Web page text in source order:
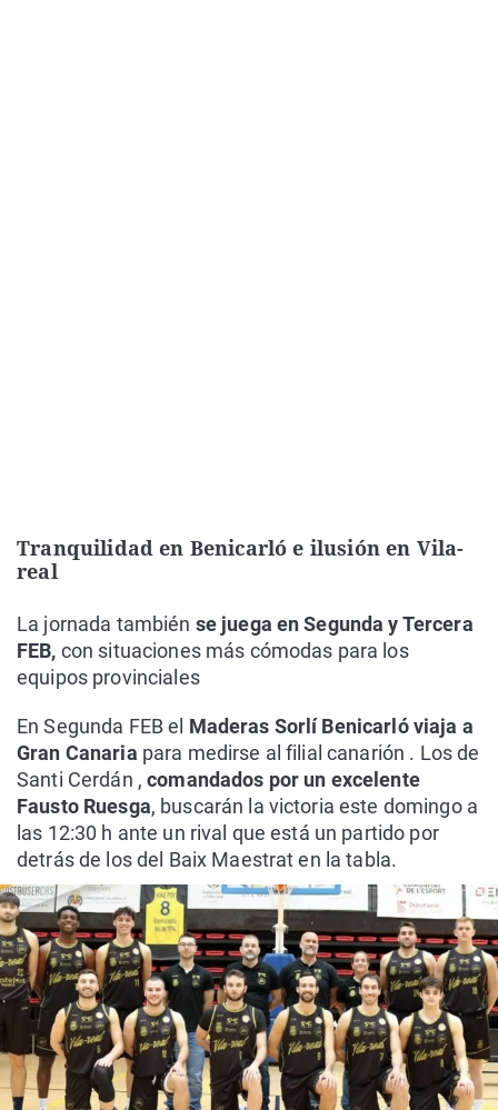
Tranquilidad en Benicarló e ilusión en Vila-
real
La jornada también se juega en Segunda y Tercera
FEB, con situaciones más cómodas para los
equipos provinciales
En Segunda FEB el Maderas Sorlí Benicarló viaja a
Gran Canaria para medirse al filial canarión . Los de
Santi Cerdán , comandados por un excelente
Fausto Ruesga, buscarán la victoria este domingo a
las 12:30 h ante un rival que está un partido por
detrás de los del Baix Maestrat en la tabla.